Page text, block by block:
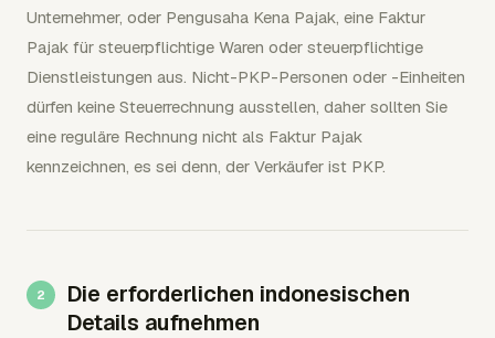
Unternehmer, oder Pengusaha Kena Pajak, eine Faktur
Pajak für steuerpflichtige Waren oder steuerpflichtige
Dienstleistungen aus. Nicht-PKP-Personen oder -Einheiten
dürfen keine Steuerrechnung ausstellen, daher sollten Sie
eine reguläre Rechnung nicht als Faktur Pajak
kennzeichnen, es sei denn, der Verkäufer ist PKP.
Die erforderlichen indonesischen
Details aufnehmen